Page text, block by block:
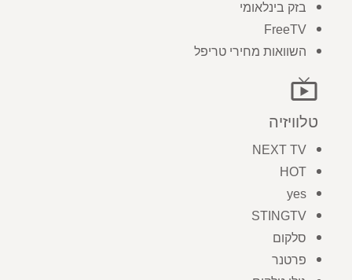
בזק בינלאומי
FreeTV
השוואות מחירי טריפל
live_tv
טלוויזיה
NEXT TV
HOT
yes
STINGTV
סלקום
פרטנר